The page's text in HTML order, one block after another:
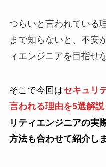
つらいと言われている
まで知らないと、不安
ィエンジニアを目指せ
そこで今回はセキュリ
言われる理由を5選解説
リティエンジニアの実
方法も合わせて紹介し